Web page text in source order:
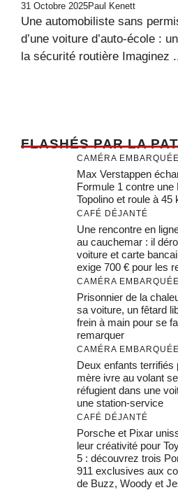
31 Octobre 2025Paul Kenett
Une automobiliste sans
d’une voiture d’auto-école :
la sécurité routière Imaginez
FLASHÉS PAR LA
CAMÉRA EMBARQUÉE
Max Verstappen
Formule 1 contre une
Topolino et roule à 45
CAFÉ DÉJANTÉ
Une rencontre en
au cauchemar : il
voiture et carte
exige 700 € pour les
CAMÉRA EMBARQUÉE
Prisonnier de la
sa voiture, un fêtard
frein à main pour se
remarquer
CAMÉRA EMBARQUÉE
Deux enfants terrifiés
mère ivre au volant se
réfugient dans une
une station-service
CAFÉ DÉJANTÉ
Porsche et Pixar
leur créativité pour
5 : découvrez trois
911 exclusives aux
de Buzz, Woody et